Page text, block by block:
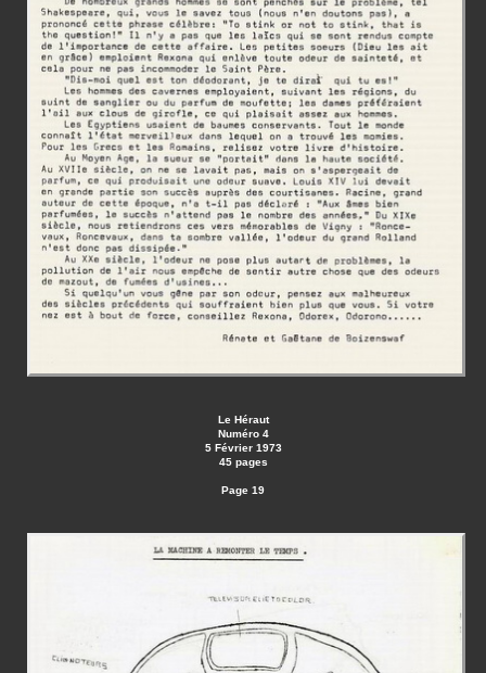
Le Héraut
Numéro 4
5 Février 1973
45 pages
Page 19